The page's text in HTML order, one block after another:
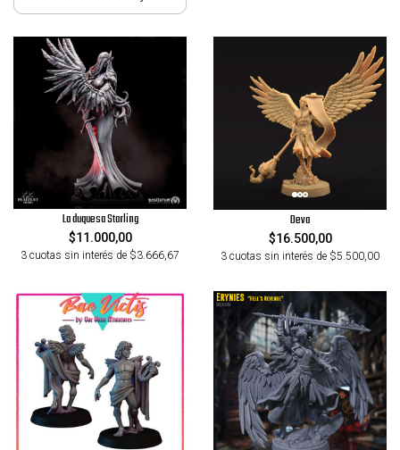
La duquesa Starling
$11.000,00
3 cuotas sin interés de $3.666,67
Deva
$16.500,00
3 cuotas sin interés de $5.500,00